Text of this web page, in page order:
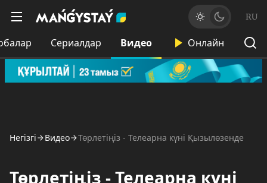
RU
Сериалдар Видео Онлайн
Негізгі Видео Төрлетіңіз - Телеарна күні Қызылөзенде
Төрлетіңіз - Телеарна күні